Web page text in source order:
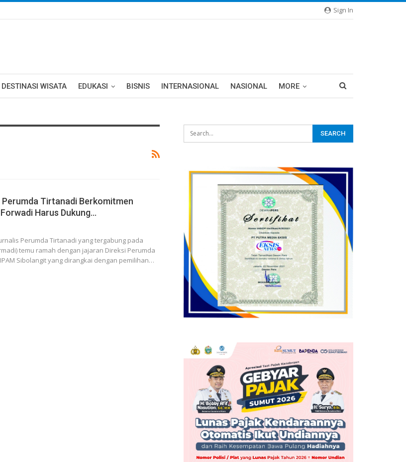
Sign In
DESTINASI WISATA EDUKASI BISNIS INTERNASIONAL NASIONAL MORE
Perumda Tirtanadi Berkomitmen
Harus Dukung…
Perumda Tirtanadi yang tergabung pada
temu ramah dengan jajaran Direksi Perumda
Sibolangit yang dirangkai dengan pemilihan…